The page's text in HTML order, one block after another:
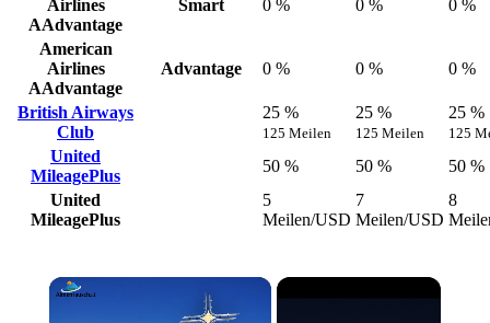
Airlines
AAdvantage
Smart 0 % 0 % 0 %
American
Airlines
AAdvantage
Advantage 0 % 0 % 0 %
British Airways
Club
25 %
125 Meilen
25 %
125 Meilen
25 %
125
United
MileagePlus
50 % 50 %
50 %
United
MileagePlus
5
Meilen/USD
7
Meilen/USD
8